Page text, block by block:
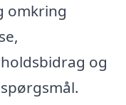
omkring
og